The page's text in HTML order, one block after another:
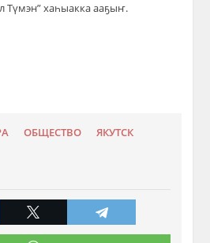
Түмэн” хаһыакка ааҕыҥ.
ОБЩЕСТВО
ЯКУТСК